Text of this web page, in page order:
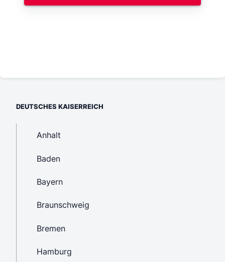
DEUTSCHES KAISERREICH
Anhalt
Baden
Bayern
Braunschweig
Bremen
Hamburg